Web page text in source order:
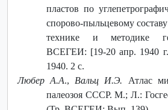
пластов по
спорово-пыльцевому
технике и методике
ВСЕГЕИ: [19-20 апр. 1940
1940. 2 с.
Любер А.А., Вальц И.Э. Атлас
палеозоя СССР. М.; Л.: